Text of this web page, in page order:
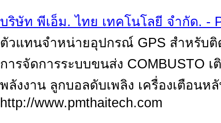
บริษัท พีเอ็ม. ไทย เทคโนโลยี จำกัด. -
ตัวแทนจำหน่ายอุปกรณ์ GPS สำหรับ
การจัดการระบบขนส่ง COMBUSTO เ
พลังงาน ลูกบอลดับเพลิง เครื่องเตือนห
http://www.pmthaitech.com